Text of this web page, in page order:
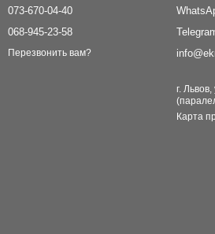
073-670-04-40
068-945-23-58
Перезвонить вам?
г.
Карта